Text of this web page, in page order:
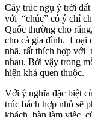
Cây trúc ngụ ý trời
với “chúc” có ý chỉ
Quốc thường cho
cho cả gia đình. Loại
nhã, rất thích hợp với
nhau. Bởi vậy trong
hiện khá quen thuộc.
Với ý nghĩa đặc biệt
trúc bách hợp nhỏ sẽ
khách, bàn làm việc,